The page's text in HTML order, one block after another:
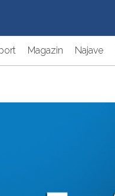
Magazin Najave